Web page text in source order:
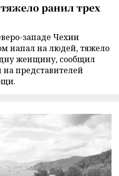
ранил трех
западе Чехии
напал на людей, тяжело
женщину, сообщил
на представителей